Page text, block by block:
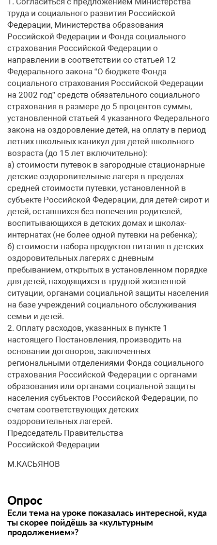
труда и социального развития Российской
Федерации, Министерства образования
Российской Федерации и Фонда социального
страхования Российской Федерации о
направлении в соответствии со статьей 12
Федерального закона “О бюджете Фонда
социального страхования Российской Федерации
на 2002 год” средств обязательного социального
страхования в размере до 5 процентов суммы,
установленной статьей 4 указанного Федерального
закона на оздоровление детей, на оплату в период
летних школьных каникул для детей школьного
возраста (до 15 лет включительно):
а) стоимости путевок в загородные стационарные
детские оздоровительные лагеря в пределах
средней стоимости путевки, установленной в
субъекте Российской Федерации, для детей-сирот и
детей, оставшихся без попечения родителей,
воспитывающихся в детских домах и школах-
интернатах (не более одной путевки на ребенка);
б) стоимости набора продуктов питания в детских
оздоровительных лагерях с дневным
пребыванием, открытых в установленном порядке
для детей, находящихся в трудной жизненной
ситуации, органами социальной защиты населения
на базе учреждений социального обслуживания
семьи и детей.
2. Оплату расходов, указанных в пункте 1
настоящего Постановления, производить на
основании договоров, заключенных
региональными отделениями Фонда социального
страхования Российской Федерации с органами
образования или органами социальной защиты
населения субъектов Российской Федерации, по
счетам соответствующих детских
оздоровительных лагерей.
Председатель Правительства
Российской Федерации
М.КАСЬЯНОВ
Опрос
Если тема на уроке показалась интересной, куда
ты скорее пойдёшь за «культурным
продолжением»?